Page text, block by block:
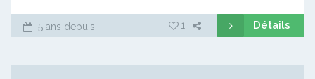
5 ans depuis 1 Détails